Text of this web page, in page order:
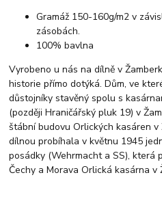
Gramáž 150-160g/m2 v
zásobách.
100% bavlna
Vyrobeno u nás na dílně v
historie přímo dotýká. Dům, ve
důstojníky stavěný spolu s
(později Hraničářský pluk 19) v
štábní budovu Orlických kasáren
dílnou probíhala v květnu 1945
posádky (Wehrmacht a SS), která
Čechy a Morava Orlická kasárna v